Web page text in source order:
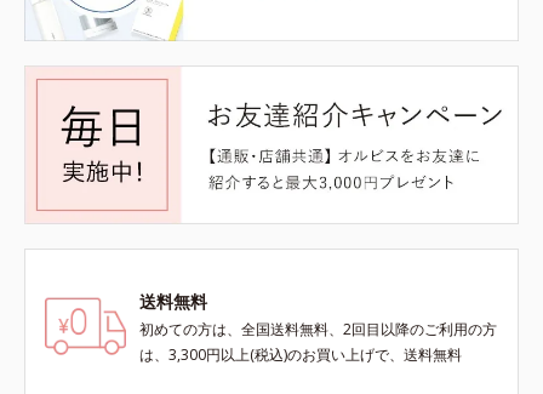
送料無料
初めての方は、全国送料無料、2回目以降のご利用の方
は、3,300円以上(税込)のお買い上げで、送料無料